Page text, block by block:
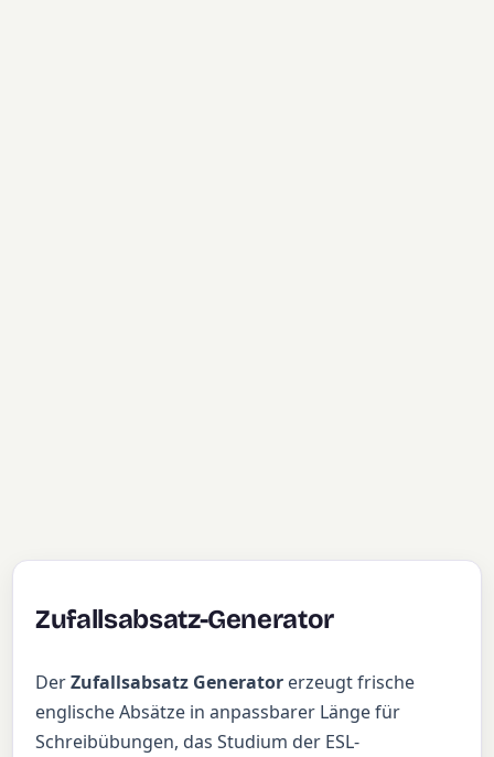
Zufallsabsatz-Generator
DerZufallsabsatz Generator erzeugt frische
englische Absätze in anpassbarer Länge für
Schreibübungen, das Studium der ESL-